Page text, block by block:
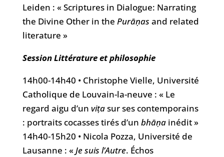
Leiden : « Scriptures in Dialogue: Narrating
the Divine Other in the Purāṇas and related
literature »
Session Littérature et philosophie
14h00-14h40 • Christophe Vielle, Université
Catholique de Louvain-la-neuve : « Le
regard aigu d’un viṭasur ses contemporains
: portraits cocasses tirés d’un bhāṇainédit »
14h40-15h20 • Nicola Pozza, Université de
Lausanne : « Je suis l’Autre. Échos